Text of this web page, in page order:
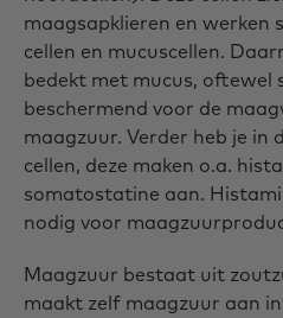
maagsapklieren en werken
cellen en mucuscellen.
bedekt met mucus, oftewel
beschermend voor de
maagzuur. Verder heb je in
cellen, deze maken o.a.
somatostatine aan.
nodig voor
Maagzuur bestaat uit
maakt zelf maagzuur aan